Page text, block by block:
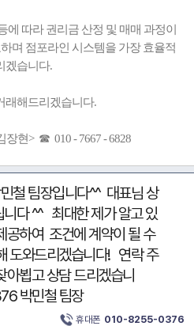
에 따라 권리금 산정 및 매매 과정이
며 점포라인 시스템을 가장 효율적
겠습니다.
래해드리겠습니다.
장현> ☎ 010 - 7667 - 6828
철 팀장입니다^^ 대표님 상
니다 ^^ 최대한 제가 알고 있
공하여 조건에 계약이 될 수
도와드리겠습니다! 연락 주
아뵙고 상담 드리겠습니
박민철 팀장
휴대폰 010-8255-0376